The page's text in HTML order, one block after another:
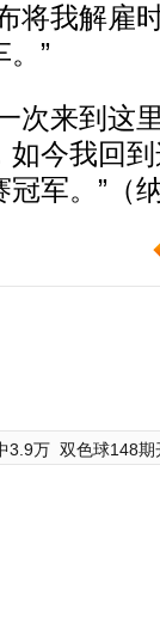
我解雇时
。”
来到这里
如今我回
军。”（
3.9万 双色球148